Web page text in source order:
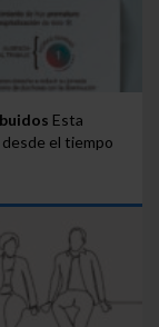
Esta
el tiempo